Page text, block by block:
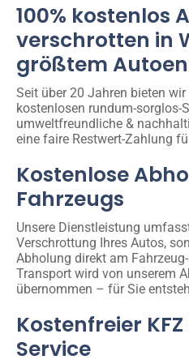
100% kostenlos
verschrotten in
größtem
Seit über 20 Jahren bieten
kostenlosen rundum-sorglos-
umweltfreundliche &
eine faire Restwert-Zahlung
Kostenlose
Fahrzeugs
Unsere Dienstleistung
Verschrottung Ihres Autos,
Abholung direkt am
Transport wird von unserem
übernommen – für Sie
Kostenfreier
Service